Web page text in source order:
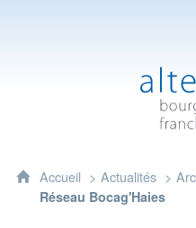
Accueil Actualités
Réseau Bocag'Haies